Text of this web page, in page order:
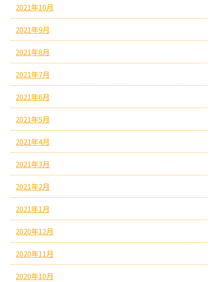
2021年10月
2021年9月
2021年8月
2021年7月
2021年6月
2021年5月
2021年4月
2021年3月
2021年2月
2021年1月
2020年12月
2020年11月
2020年10月